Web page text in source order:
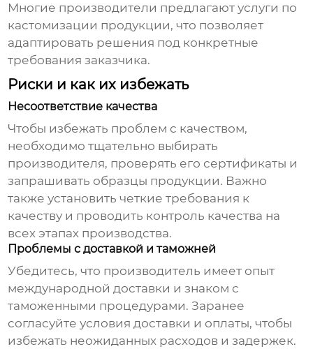
Многие производители предлагают услуги по
кастомизации продукции, что позволяет
адаптировать решения под конкретные
требования заказчика.
Риски и как их избежать
Несоответствие качества
Чтобы избежать проблем с качеством,
необходимо тщательно выбирать
производителя, проверять его сертификаты и
запрашивать образцы продукции. Важно
также установить четкие требования к
качеству и проводить контроль качества на
всех этапах производства.
Проблемы с доставкой и таможней
Убедитесь, что производитель имеет опыт
международной доставки и знаком с
таможенными процедурами. Заранее
согласуйте условия доставки и оплаты, чтобы
избежать неожиданных расходов и задержек.